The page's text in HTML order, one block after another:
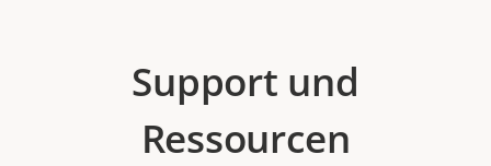
Support und
Ressourcen